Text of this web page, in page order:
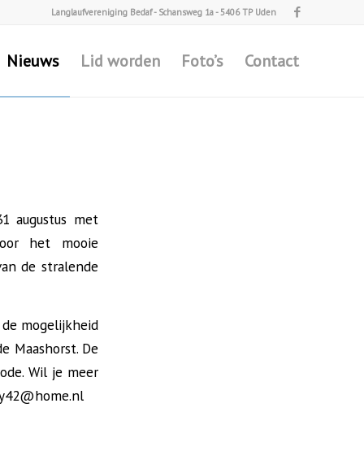
Langlaufvereniging Bedaf - Schansweg 1a - 5406 TP Uden
Nieuws Lid worden Foto’s Contact
augustus met
het mooie
de stralende
mogelijkheid
Maashorst. De
Wil je meer